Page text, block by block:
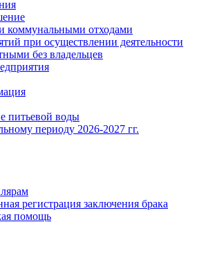
коммунальными отходами
при осуществлении деятельности
без владельцев
питьевой воды
периоду 2026-2027 гг.
регистрация заключения брака
помощь